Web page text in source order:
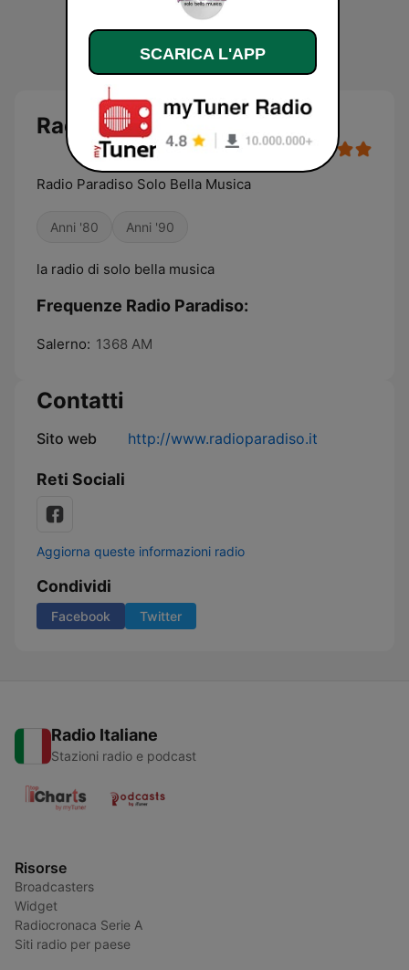
Radio Paradiso diretta
Radio Paradiso Solo Bella Musica
Anni '80 Anni '90
la radio di solo bella musica
Frequenze Radio Paradiso:
Salerno: 1368 AM
Contatti
Sito web http://www.radioparadiso.it
Reti Sociali
Aggiorna queste informazioni radio
Condividi
Facebook Twitter
Radio Italiane
Stazioni radio e podcast
Risorse
Broadcasters
Widget
Radiocronaca Serie A
Siti radio per paese
SCARICA L'APP